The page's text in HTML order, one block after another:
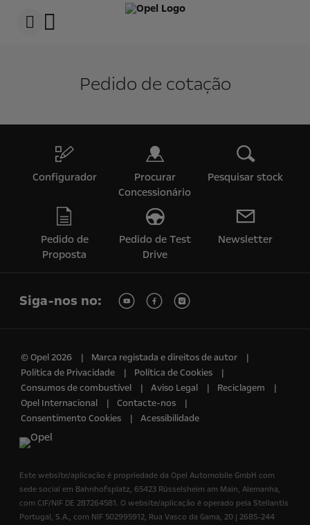
n
a
Pedido de cotação
Configurador
Procurar
Concessionário
Pesquisar stock
Pedido de
Proposta
Pedido de Test
Drive
Newsletter
Siga-nos no:
© Opel 2026
Marca registada e direitos de autor
Política de Privacidade
Política de Cookies
Consumos de combustível
Aviso Legal
Reciclagem
Opel Internacional
Contacte-nos
Consentimento Cookies
Acessibilidade
Este website/aplicação é propriedade da Opel Automobile GmbH com
sede social em Bahnhofsplatz, 65423 Rüsselsheim am Main, Alemanha,
com CIF/NIF DE 287264581. O website/aplicação é operado pela Stellantis
Portugal, S.A., com NIF 502995912, Rua Vasco da Gama, 20 | 2685-244